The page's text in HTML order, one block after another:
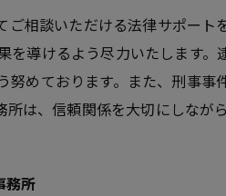
相談いただける法律サポート
導けるよう尽力いたします
めております。また、刑事
は、信頼関係を大切にしな
務所